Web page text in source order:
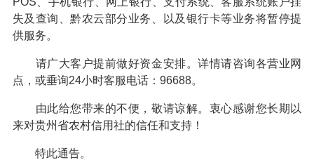
失及查询、黔农云部分业务、以及银行卡等业务将暂停提
供服务。
请广大客户提前做好资金安排。详情请咨询各营业网
点，或垂询24小时客服电话：96688。
由此给您带来的不便，敬请谅解。衷心感谢您长期以
来对贵州省农村信用社的信任和支持！
特此通告。